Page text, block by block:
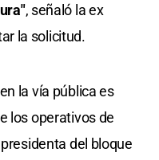
, señaló la ex
la solicitud.
la vía pública es
los operativos de
del bloque